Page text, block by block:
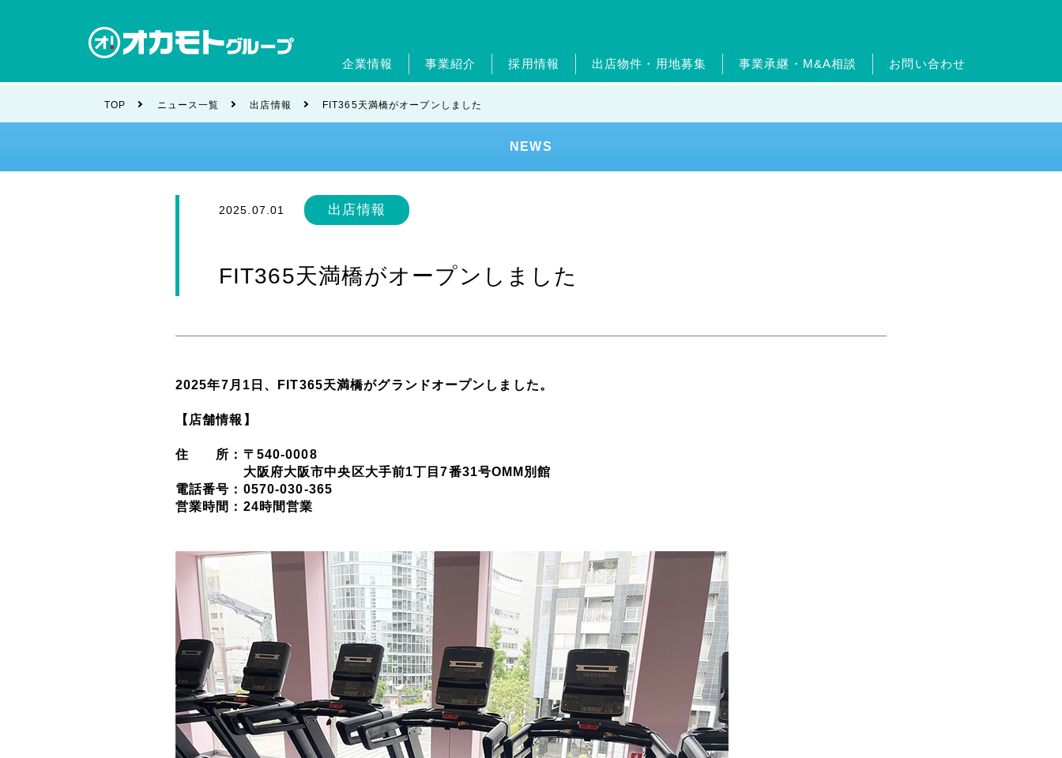
企業情報
会社概要・グループ会社
SDGs レジデンスアーティスト
事業紹介
ガソリンスタンド事業
採用情報 出店物件・用地募集 事業承継・M&A相談 お問い合わせ
TOP ニュース一覧 出店情報 FIT365天満橋がオープンしました
NEWS
2025.07.01 出店情報
FIT365天満橋がオープンしました
2025年7月1日、FIT365天満橋がグランドオープンしました。
【店舗情報】
住 所：〒540‐0008
大阪府大阪市中央区大手前1丁目7番31号OMM別館
電話番号：0570‐030‐365
営業時間：24時間営業